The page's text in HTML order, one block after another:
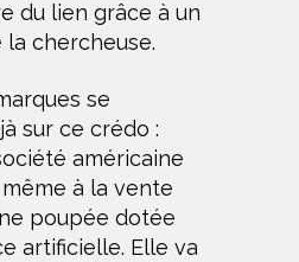
du lien grâce à un
la chercheuse.
se
sur ce crédo :
américaine
à la vente
poupée dotée
artificielle. Elle va